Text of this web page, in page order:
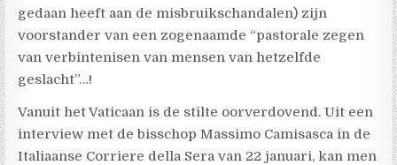
gedaan heeft aan de misbruikschandalen) zijn
voorstander van een zogenaamde “pastorale zegen
van verbintenisen van mensen van hetzelfde
geslacht”…!
Vanuit het Vaticaan is de stilte oorverdovend. Uit een
interview met de bisschop Massimo Camisasca in de
Italiaanse Corriere della Sera van 22 januari, kan men